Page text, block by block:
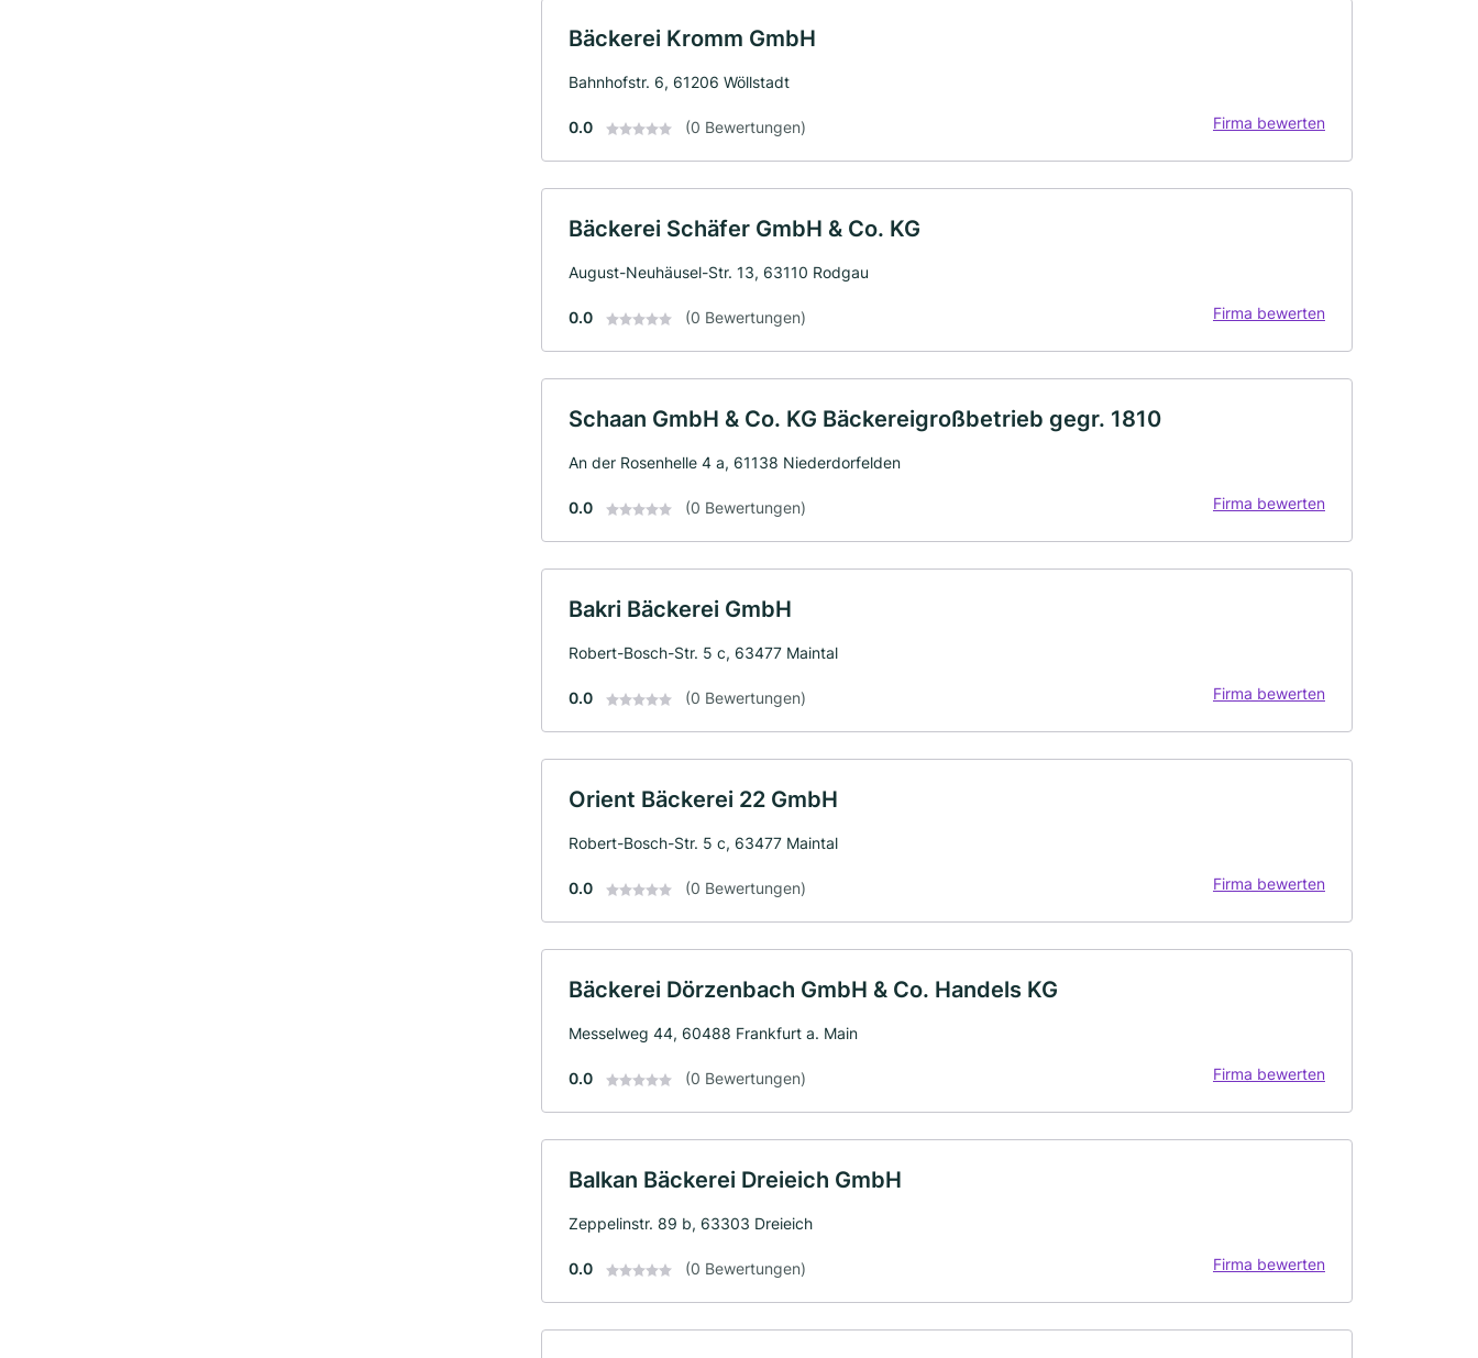
Bäckerei Kromm GmbH
Bahnhofstr. 6, 61206 Wöllstadt
0.0 (0 Bewertungen) Firma bewerten
Bäckerei Schäfer GmbH & Co. KG
August-Neuhäusel-Str. 13, 63110 Rodgau
0.0 (0 Bewertungen) Firma bewerten
Schaan GmbH & Co. KG Bäckereigroßbetrieb gegr. 1810
An der Rosenhelle 4 a, 61138 Niederdorfelden
0.0 (0 Bewertungen) Firma bewerten
Bakri Bäckerei GmbH
Robert-Bosch-Str. 5 c, 63477 Maintal
0.0 (0 Bewertungen) Firma bewerten
Orient Bäckerei 22 GmbH
Robert-Bosch-Str. 5 c, 63477 Maintal
0.0 (0 Bewertungen) Firma bewerten
Bäckerei Dörzenbach GmbH & Co. Handels KG
Messelweg 44, 60488 Frankfurt a. Main
0.0 (0 Bewertungen) Firma bewerten
Balkan Bäckerei Dreieich GmbH
Zeppelinstr. 89 b, 63303 Dreieich
0.0 (0 Bewertungen) Firma bewerten